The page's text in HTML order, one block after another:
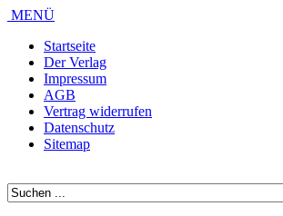
MENÜ
Startseite
Der Verlag
Impressum
AGB
Vertrag widerrufen
Datenschutz
Sitemap